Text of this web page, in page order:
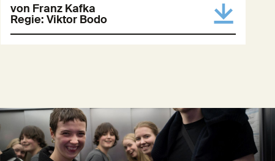
von Franz Kafka
Regie: Viktor Bodo